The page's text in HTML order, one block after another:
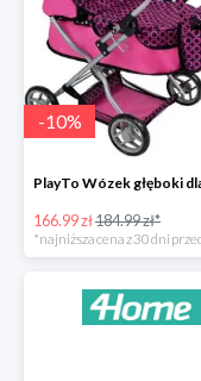
-10%
166.99 zł184.99 zł*